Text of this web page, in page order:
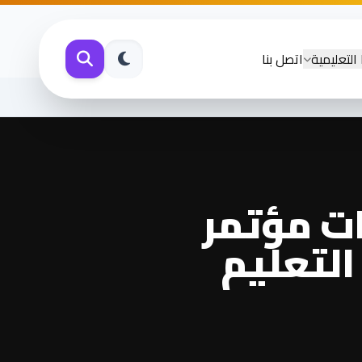
اتصل بنا
مؤتمر